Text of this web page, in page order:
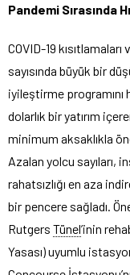
Pandemi Sırasında
COVID-19
sayısında büyük bir
iyileştirme programını
dolarlık bir yatırım
minimum aksaklıkla
Azalan yolcu sayıları,
rahatsızlığı en aza
bir pencere sağladı.
Rutgers Tünel’inin
Yasası) uyumlu